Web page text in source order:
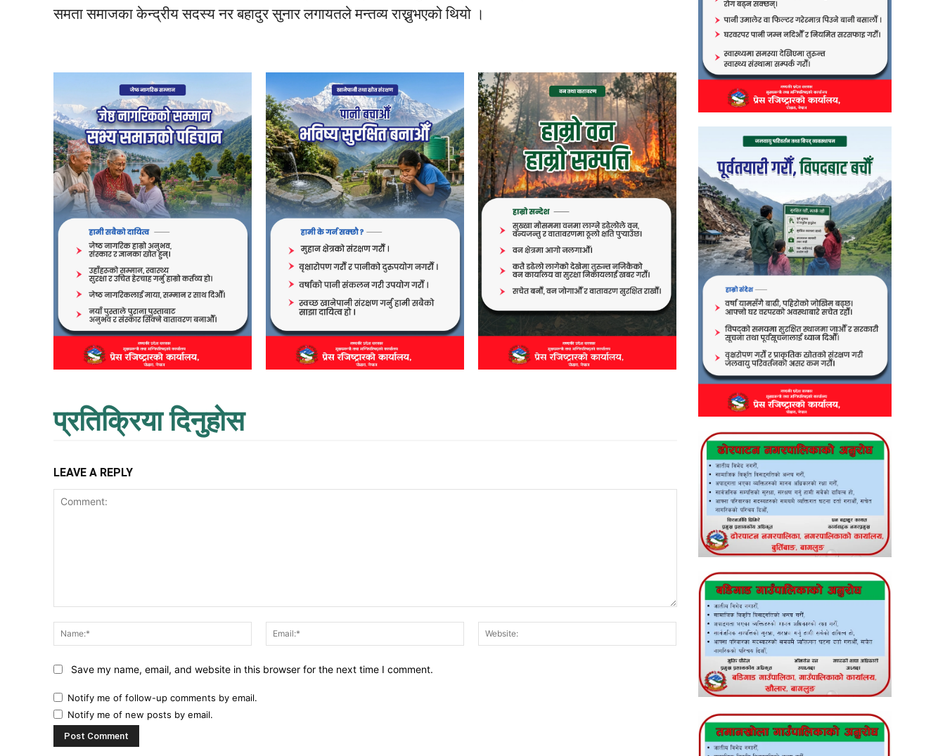
समता समाजका केन्द्रीय सदस्य नर बहादुर सुनार लगायतले मन्तव्य राख्नुभएको थियो ।
प्रतिक्रिया दिनुहोस
LEAVE A REPLY
Name:*
Email:* Website:
Save my name, email, and website in this browser for the next time I comment.
Notify me of follow-up comments by email.
Notify me of new posts by email.